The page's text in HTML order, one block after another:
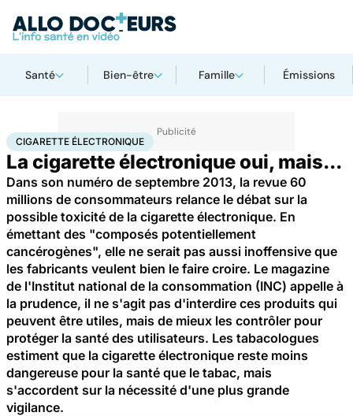
Santé Bien-être Famille Émissions
AccueilSanté MaladiesCigarette électronique
CIGARETTE ÉLECTRONIQUE
La cigarette électronique oui, mais...
Dans son numéro de septembre 2013, la revue 60
millions de consommateurs relance le débat sur la
possible toxicité de la cigarette électronique. En
émettant des "composés potentiellement
cancérogènes", elle ne serait pas aussi inoffensive que
les fabricants veulent bien le faire croire. Le magazine
de l'Institut national de la consommation (INC) appelle à
la prudence, il ne s'agit pas d'interdire ces produits qui
peuvent être utiles, mais de mieux les contrôler pour
protéger la santé des utilisateurs. Les tabacologues
estiment que la cigarette électronique reste moins
dangereuse pour la santé que le tabac, mais
s'accordent sur la nécessité d'une plus grande
vigilance.